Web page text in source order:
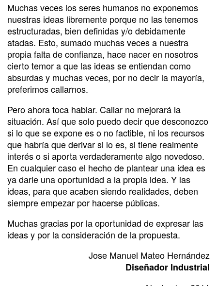
Muchas veces los seres humanos no exponemos
nuestras ideas libremente porque no las tenemos
estructuradas, bien definidas y/o debidamente
atadas. Esto, sumado muchas veces a nuestra
propia falta de confianza, hace nacer en nosotros
cierto temor a que las ideas se entiendan como
absurdas y muchas veces, por no decir la mayoría,
preferimos callarnos.
Pero ahora toca hablar. Callar no mejorará la
situación. Así que solo puedo decir que desconozco
si lo que se expone es o no factible, ni los recursos
que habría que derivar si lo es, si tiene realmente
interés o si aporta verdaderamente algo novedoso.
En cualquier caso el hecho de plantear una idea es
ya darle una oportunidad a la propia idea. Y las
ideas, para que acaben siendo realidades, deben
siempre empezar por hacerse públicas.
Muchas gracias por la oportunidad de expresar las
ideas y por la consideración de la propuesta.
Jose Manuel Mateo Hernández
Diseñador Industrial